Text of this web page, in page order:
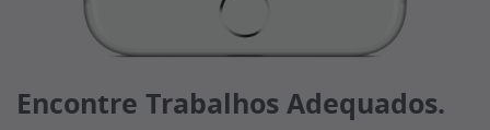
Encontre Trabalhos Adequados.